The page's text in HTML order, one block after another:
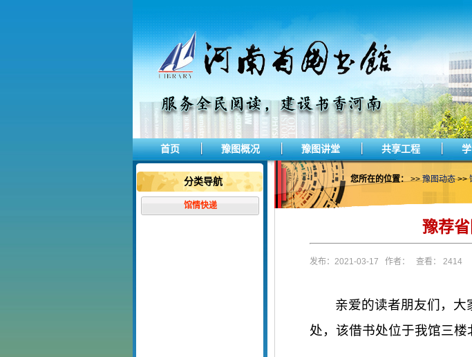
首页 豫图概况 豫图讲堂 共享工程
分类导航
馆情快递
您所在的位置：>>豫图动态>>
豫荐
发布：2021-03-17 作者： 查看： 2414
亲爱的读者朋友们，
处，该借书处位于我馆三楼